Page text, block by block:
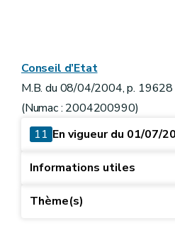
Conseil d’Etat
M.B. du 08/04/2004, p. 19628
(Numac : 2004200990)
11 En vigueur du 01/07/
Informations utiles
Thème(s)